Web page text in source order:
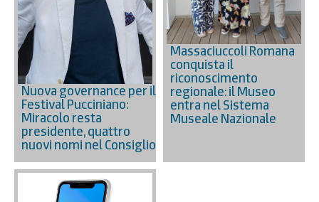
Nuova governance per il
Festival Pucciniano:
Miracolo resta
presidente, quattro
nuovi nomi nel Consiglio
Massaciuccoli Romana
conquista il
riconoscimento
regionale: il Museo
entra nel Sistema
Museale Nazionale